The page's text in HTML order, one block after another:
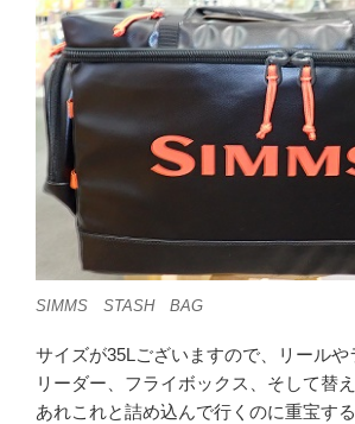
SIMMS STASH BAG
サイズが35Lございますので、リールや
リーダー、フライボックス、そして替
あれこれと詰め込んで行くのに重宝する